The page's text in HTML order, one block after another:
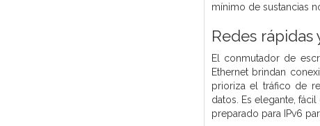
mínimo de sustancias
Redes rápidas
El conmutador de
Ethernet brindan
prioriza el tráfico de
datos. Es elegante,
preparado para IPv6